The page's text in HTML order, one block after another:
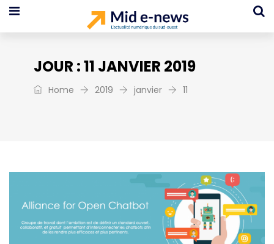
JOUR :11 JANVIER 2019
Home 2019 janvier 11